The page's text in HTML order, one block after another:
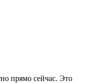
прямо сейчас. Это